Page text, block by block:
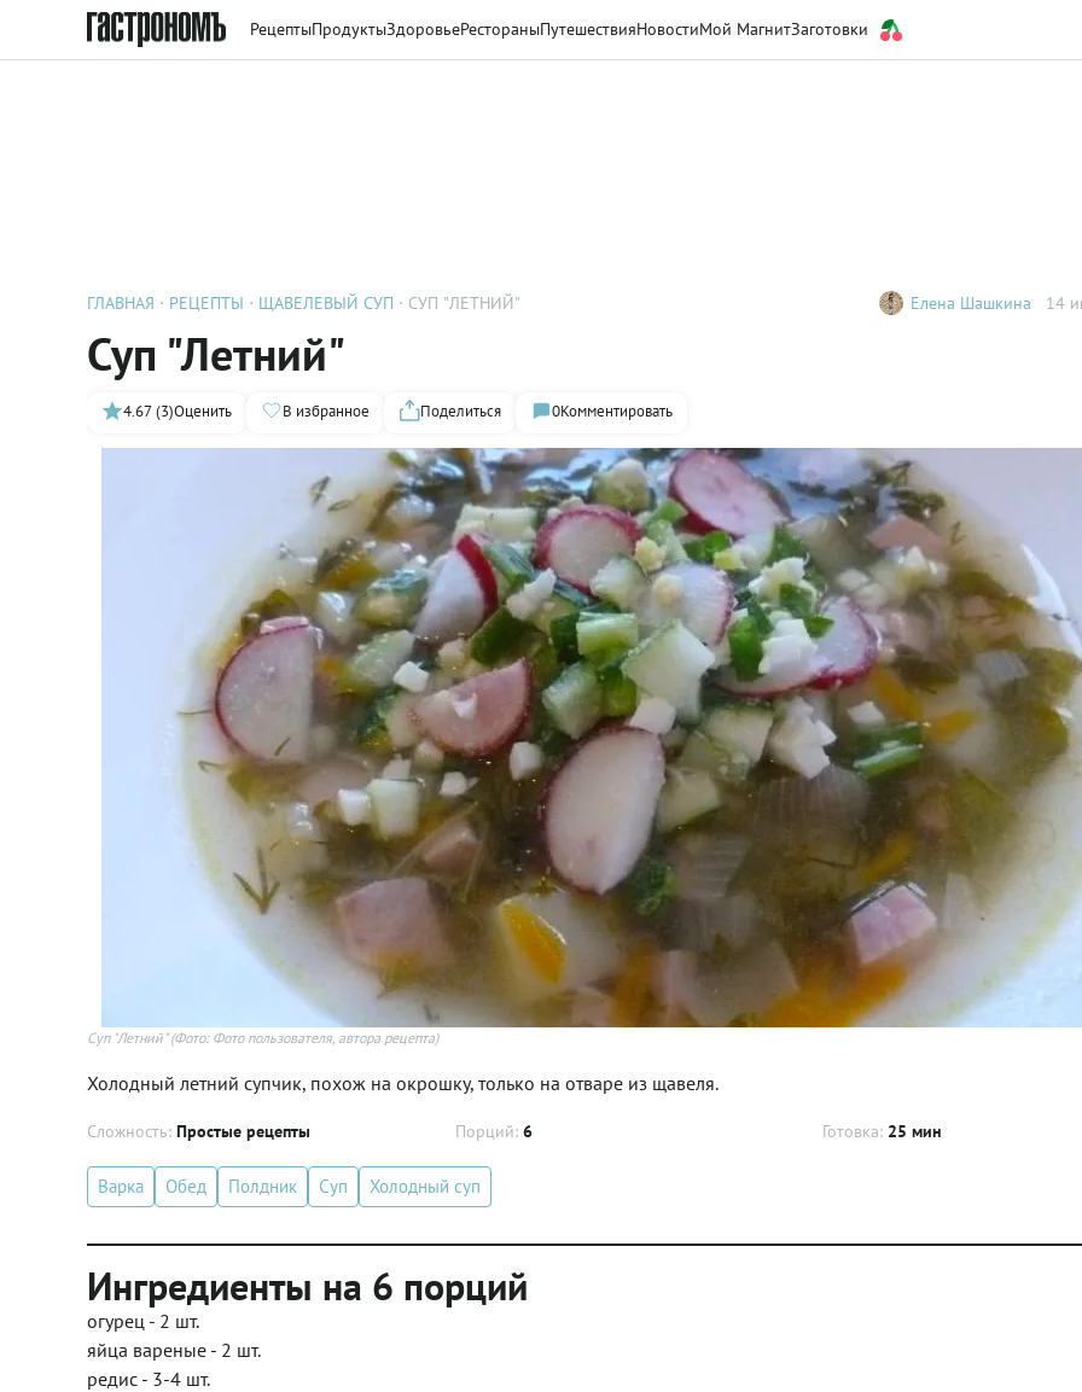
РецептыПродуктыЗдоровьеРестораныПутешествияНовостиМой МагнитЗаготовки
ГЛАВНАЯ РЕЦЕПТЫ ЩАВЕЛЕВЫЙ СУП СУП "ЛЕТНИЙ" Елена Шашкина 14
Суп "Летний"
4.67 (3)Оценить В избранное Поделиться 0Комментировать
Суп "Летний" (Фото: Фото пользователя, автора рецепта)
Холодный летний супчик, похож на окрошку, только на отваре из щавеля.
Сложность: Простые рецепты Порций: 6 Готовка: 25 мин
Варка Обед Полдник Суп Холодный суп
Ингредиенты на 6 порций
огурец - 2 шт.
яйца вареные - 2 шт.
редис - 3-4 шт.